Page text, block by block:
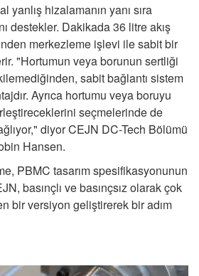
yanlış hizalamanın yanı sıra
destekler. Dakikada 36 litre akış
merkezleme işlevi ile sabit bir
"Hortumun veya borunun sertliği
sabit bağlantı sistem
Ayrıca hortumu veya boruyu
seçmelerinde de
diyor CEJN DC-Tech Bölümü
Hansen.
PBMC tasarım spesifikasyonunun
basınçlı ve basınçsız olarak çok
bir versiyon geliştirerek bir adım